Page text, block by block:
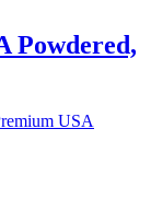
Powdered,
USA